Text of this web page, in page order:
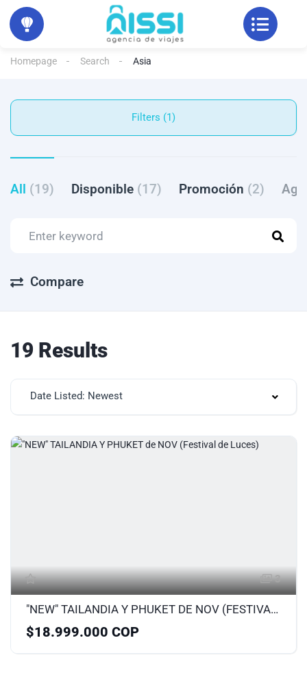
Homepage Search Asia
Filters (1)
All (19) Disponible (17) Promoción (2)
Compare
19 Results
Date Listed: Newest
3
"NEW" TAILANDIA Y PHUKET DE NOV (FESTIVAL DE LUCES)
$18.999.000 COP